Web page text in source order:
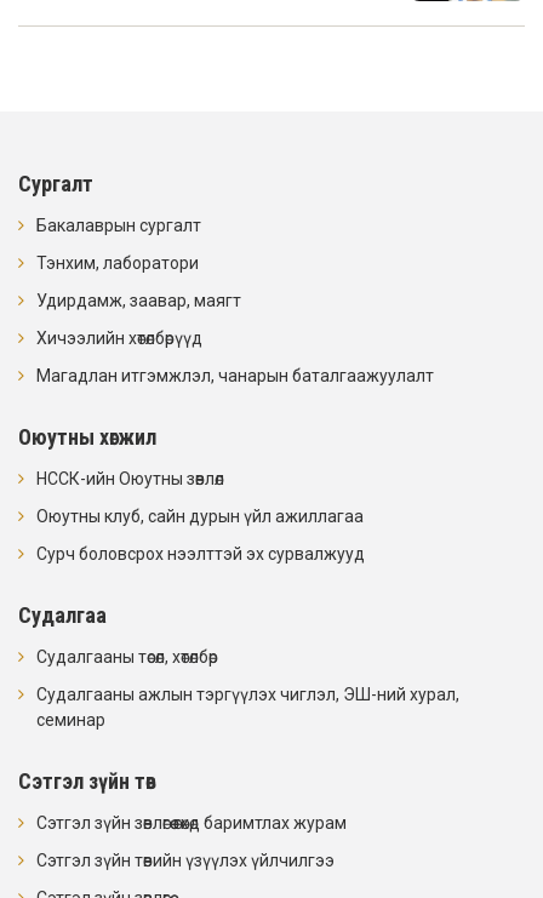
Сургалт
Бакалаврын сургалт
Тэнхим, лаборатори
Удирдамж, заавар, маягт
Хичээлийн хөтөлбөрүүд
Магадлан итгэмжлэл, чанарын баталгаажуулалт
Оюутны хөгжил
НССК-ийн Оюутны зөвлөл
Оюутны клуб, сайн дурын үйл ажиллагаа
Сурч боловсрох нээлттэй эх сурвалжууд
Судалгаа
Судалгааны төсөл, хөтөлбөр
Судалгааны ажлын тэргүүлэх чиглэл, ЭШ-ний хурал,
семинар
Сэтгэл зүйн төв
Сэтгэл зүйн зөвлөгөө өгөхөд баримтлах журам
Сэтгэл зүйн төвийн үзүүлэх үйлчилгээ